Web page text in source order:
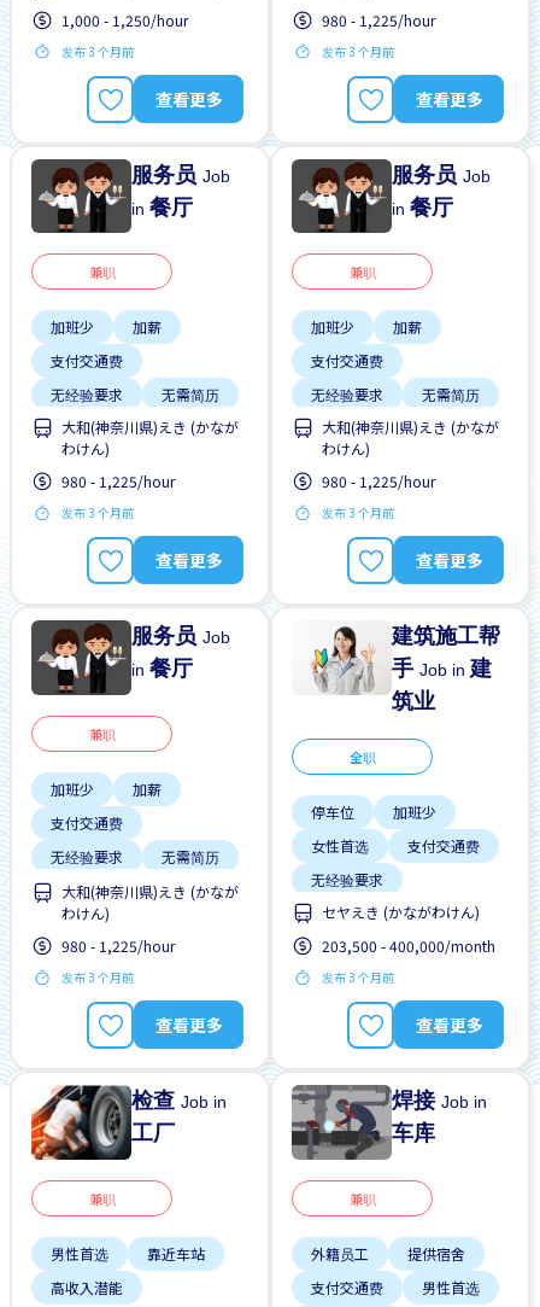
1,000 - 1,250/hour
发布 3 个月前
查看更多
980 - 1,225/hour
发布 3 个月前
查看更多
服务员Job
in餐厅
兼职
加班少
加薪
支付交通费
无经验要求
无需简历
大和(神奈川県)えき (かなが
わけん)
980 - 1,225/hour
发布 3 个月前
查看更多
服务员Job
in餐厅
兼职
加班少
加薪
支付交通费
无经验要求
无需简历
大和(神奈川県)えき (かなが
わけん)
980 - 1,225/hour
发布 3 个月前
查看更多
服务员Job
in餐厅
兼职
加班少
加薪
支付交通费
无经验要求
无需简历
大和(神奈川県)えき (かなが
わけん)
980 - 1,225/hour
发布 3 个月前
查看更多
建筑施工帮
手Job in建
筑业
全职
停车位
加班少
女性首选
支付交通费
无经验要求
セヤえき (かながわけん)
203,500 - 400,000/month
发布 3 个月前
查看更多
检查Job in
工厂
兼职
男性首选
靠近车站
高收入潜能
焊接Job in
车库
兼职
外籍员工
提供宿舍
支付交通费
男性首选